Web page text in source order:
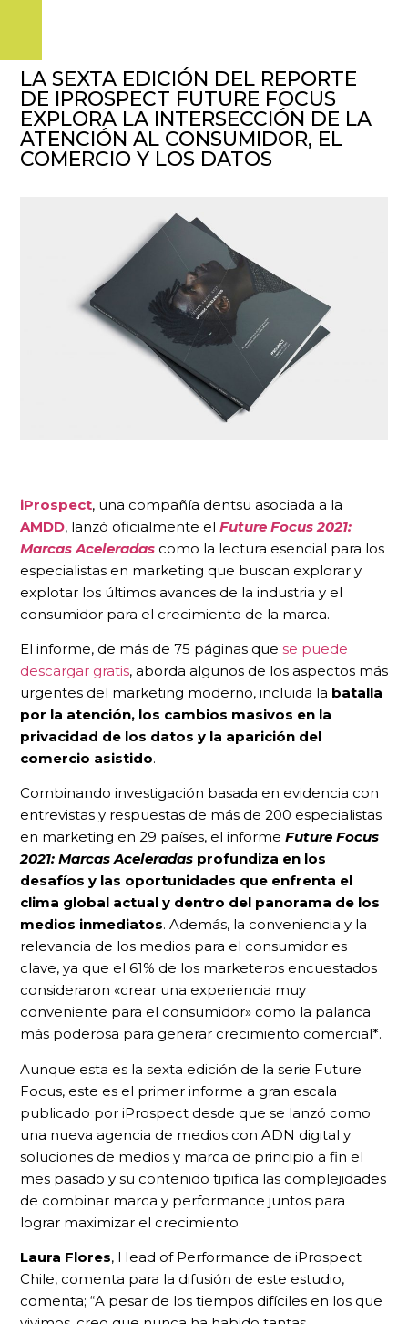
LA SEXTA EDICIÓN DEL REPORTE
DE IPROSPECT FUTURE FOCUS
EXPLORA LA INTERSECCIÓN DE LA
ATENCIÓN AL CONSUMIDOR, EL
COMERCIO Y LOS DATOS
iProspect, una compañía dentsu asociada a la
AMDD, lanzó oficialmente el Future Focus 2021:
Marcas Aceleradas como la lectura esencial para los
especialistas en marketing que buscan explorar y
explotar los últimos avances de la industria y el
consumidor para el crecimiento de la marca.
El informe, de más de 75 páginas que se puede
descargar gratis, aborda algunos de los aspectos más
urgentes del marketing moderno, incluida la batalla
por la atención, los cambios masivos en la
privacidad de los datos y la aparición del
comercio asistido.
Combinando investigación basada en evidencia con
entrevistas y respuestas de más de 200 especialistas
en marketing en 29 países, el informe Future Focus
2021: Marcas Aceleradas profundiza en los
desafíos y las oportunidades que enfrenta el
clima global actual y dentro del panorama de los
medios inmediatos. Además, la conveniencia y la
relevancia de los medios para el consumidor es
clave, ya que el 61% de los marketeros encuestados
consideraron «crear una experiencia muy
conveniente para el consumidor» como la palanca
más poderosa para generar crecimiento comercial*.
Aunque esta es la sexta edición de la serie Future
Focus, este es el primer informe a gran escala
publicado por iProspect desde que se lanzó como
una nueva agencia de medios con ADN digital y
soluciones de medios y marca de principio a fin el
mes pasado y su contenido tipifica las complejidades
de combinar marca y performance juntos para
lograr maximizar el crecimiento.
Laura Flores, Head of Performance de iProspect
Chile, comenta para la difusión de este estudio,
comenta; “A pesar de los tiempos difíciles en los que